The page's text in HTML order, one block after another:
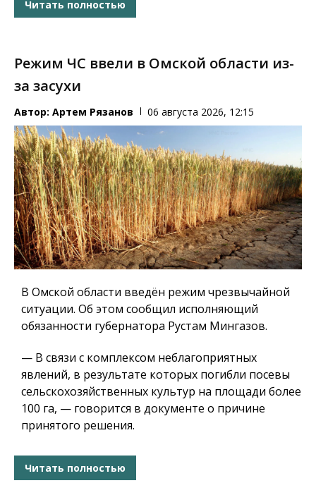
Читать полностью
Режим ЧС ввели в Омской области из-
за засухи
Автор: Артем Рязанов 06 августа 2026, 12:15
В Омской области введён режим чрезвычайной
ситуации. Об этом сообщил исполняющий
обязанности губернатора Рустам Мингазов.
— В связи с комплексом неблагоприятных
явлений, в результате которых погибли посевы
сельскохозяйственных культур на площади более
100 га, — говорится в документе о причине
принятого решения.
Читать полностью